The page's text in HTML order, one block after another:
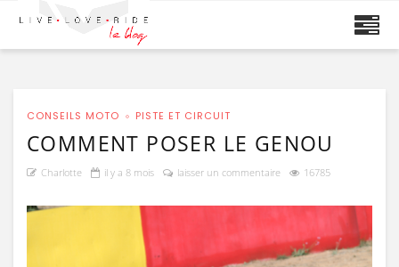
CONSEILS MOTO PISTE ET CIRCUIT
COMMENT POSER LE GENOU
Charlotte il y a 8 mois laisser un commentaire 16785